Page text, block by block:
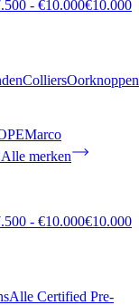
- €10.000€10.000
ColliersOorknoppen
Marco
Alle merken
- €10.000€10.000
Alle Certified Pre-